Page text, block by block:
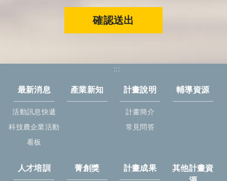
確認送出
:::
最新消息
活動訊息快遞
科技農企業活動
看板
產業新知 計畫說明
計畫簡介
常見問答
輔導資源
人才培訓 菁創獎 計畫成果
其他計畫資